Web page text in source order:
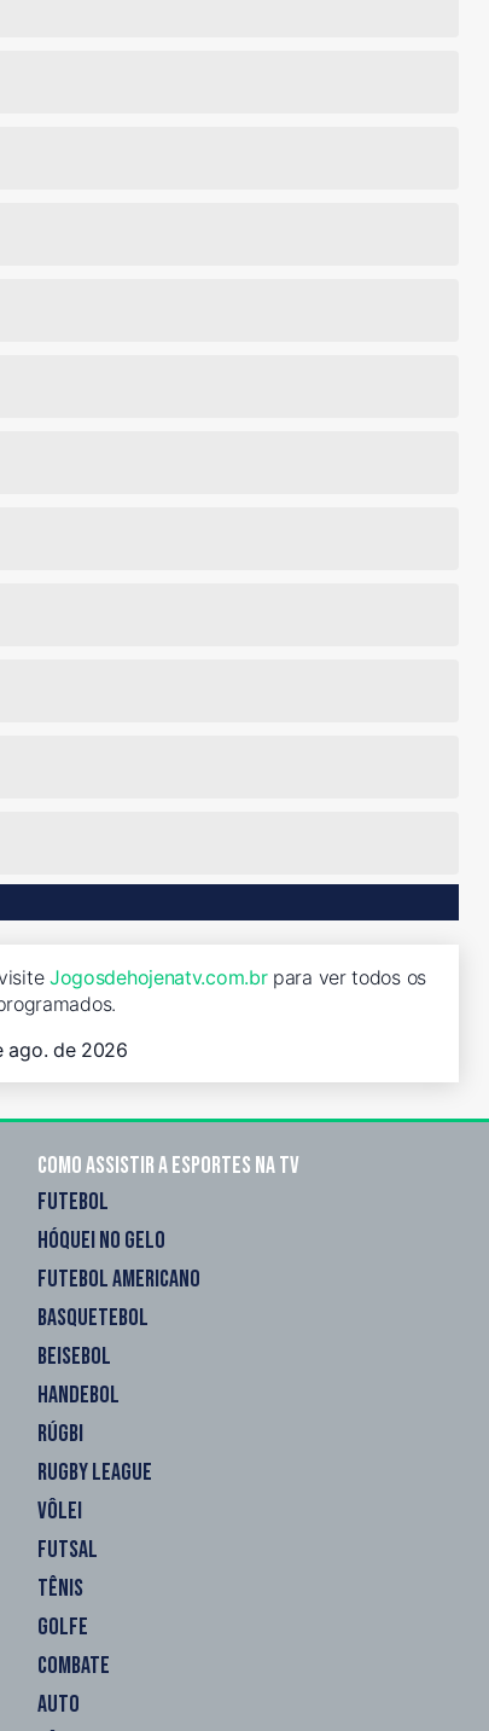
Jogosdehojenatv.com.brpara ver todos os
ago. de 2026
Como assistir a esportes na TV
FUTEBOL
HÓQUEI NO GELO
FUTEBOL AMERICANO
BASQUETEBOL
BEISEBOL
HANDEBOL
RÚGBI
RUGBY LEAGUE
VÔLEI
FUTSAL
TÊNIS
GOLFE
COMBATE
AUTO